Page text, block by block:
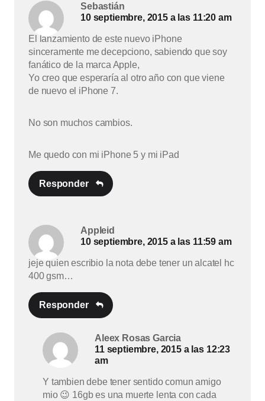
Sebastián
10 septiembre, 2015 a las 11:20 am
El lanzamiento de este nuevo iPhone
sinceramente me decepciono, sabiendo que soy
fanático de la marca Apple,
Yo creo que esperaría al otro año con que viene
de nuevo el iPhone 7.
No son muchos cambios.
Me quedo con mi iPhone 5 y mi iPad
Responder
Appleid
10 septiembre, 2015 a las 11:59 am
jeje quien escribio la nota debe tener un alcatel hc
400 gsm…
Responder
Aleex Rosas Garcia
11 septiembre, 2015 a las 12:23
am
Y tambien debe tener sentido comun amigo
mio 😉 16gb es una muerte lenta con cada